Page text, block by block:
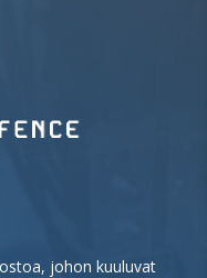
johon kuuluvat